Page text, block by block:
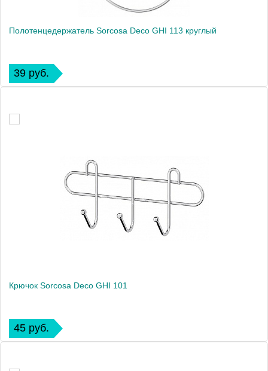
Полотенцедержатель Sorcosa Deco GHI 113 круглый
39 руб.
Крючок Sorcosa Deco GHI 101
45 руб.